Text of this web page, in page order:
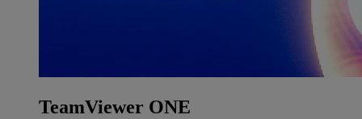
TeamViewer ONE